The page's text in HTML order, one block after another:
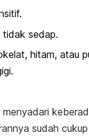
tidak sedap.
hitam, atau
sudah